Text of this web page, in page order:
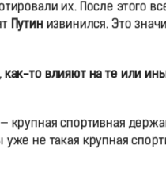
их. После этого
Путинизвинился. Это
то влияют на те или
спортивная
не такая крупная